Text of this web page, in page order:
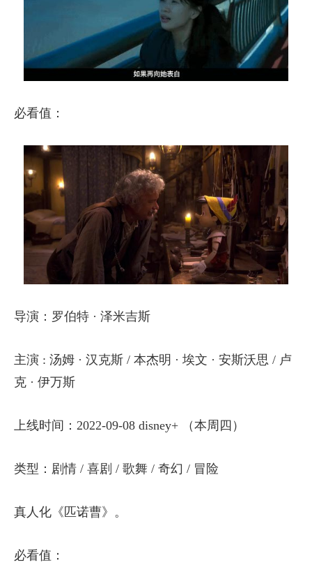
必看值：
导演：罗伯特 · 泽米吉斯
主演 : 汤姆 · 汉克斯 / 本杰明 · 埃文 · 安斯沃思 / 卢
克 · 伊万斯
上线时间：2022-09-08 disney+ （本周四）
类型：剧情 / 喜剧 / 歌舞 / 奇幻 / 冒险
真人化《匹诺曹》。
必看值：